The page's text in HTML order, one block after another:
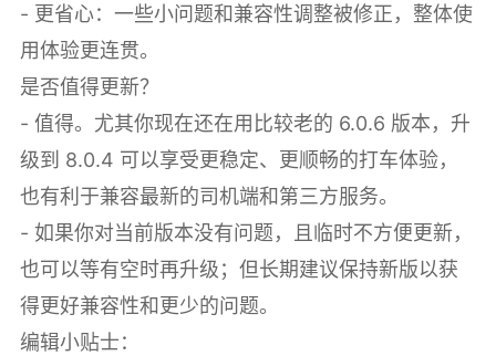
- 更省心：一些小问题和兼容性调整被修正，整体使
用体验更连贯。
是否值得更新？
- 值得。尤其你现在还在用比较老的 6.0.6 版本，升
级到 8.0.4 可以享受更稳定、更顺畅的打车体验，
也有利于兼容最新的司机端和第三方服务。
- 如果你对当前版本没有问题，且临时不方便更新，
也可以等有空时再升级；但长期建议保持新版以获
得更好兼容性和更少的问题。
编辑小贴士：